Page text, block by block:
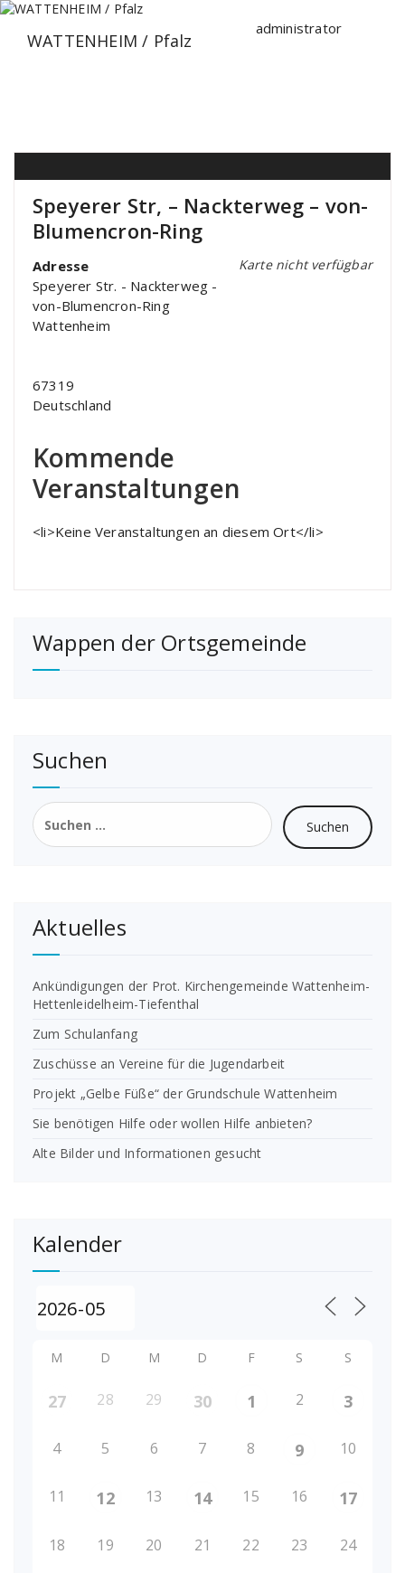
Zum
springenWATTENHEIM / Pfalz
administrator
Speyerer Str, – Nackterweg – von-
Blumencron-Ring
Karte nicht verfügbar
Adresse
Speyerer Str. - Nackterweg -
von-Blumencron-Ring
Wattenheim
67319
Deutschland
Kommende
Veranstaltungen
<li>Keine Veranstaltungen an diesem Ort</li>
Wappen der Ortsgemeinde
Suchen
Suchen
nach:
Aktuelles
Ankündigungen der Prot. Kirchengemeinde Wattenheim-
Hettenleidelheim-Tiefenthal
Zum Schulanfang
Zuschüsse an Vereine für die Jugendarbeit
Projekt „Gelbe Füße“ der Grundschule Wattenheim
Sie benötigen Hilfe oder wollen Hilfe anbieten?
Alte Bilder und Informationen gesucht
Kalender
M D M D F S S
27 28 29 30 1 2 3
4 5 6 7 8 9 10
11 12 13 14 15 16 17
18 19 20 21 22 23 24